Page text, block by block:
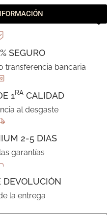
SEGURO
transferencia bancaria
1RA CALIDAD
al desgaste
2-5 DIAS
garantías
DEVOLUCIÓN
la entrega